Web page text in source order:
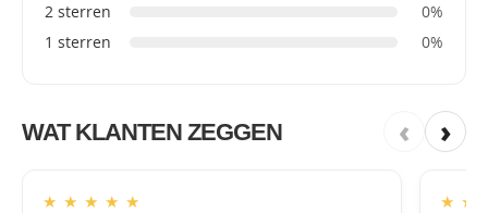
2 sterren
0%
1 sterren
0%
WAT KLANTEN ZEGGEN ‹ ›
★ ★ ★ ★ ★ ★ ★